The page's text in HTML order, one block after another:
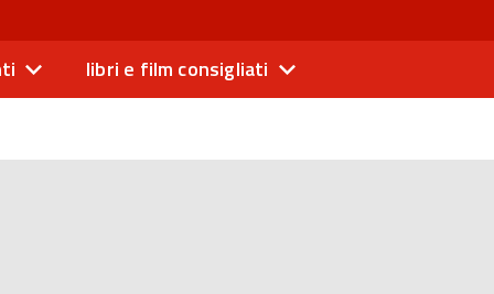
libri e film consigliati